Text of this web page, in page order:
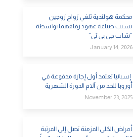
محكمة هولندية تلغي زواج زوجين
بسبب صياغة عهود زفافهما بواسطة
"شات جي بي تي"
January 14, 2026
إسبانيا تعتمد أول إجازة مدفوعة في
أوروبا للحد من آلام الدورة الشهرية
November 23, 2025
أمراض الكلى المزمنة تصل إلى المرتبة